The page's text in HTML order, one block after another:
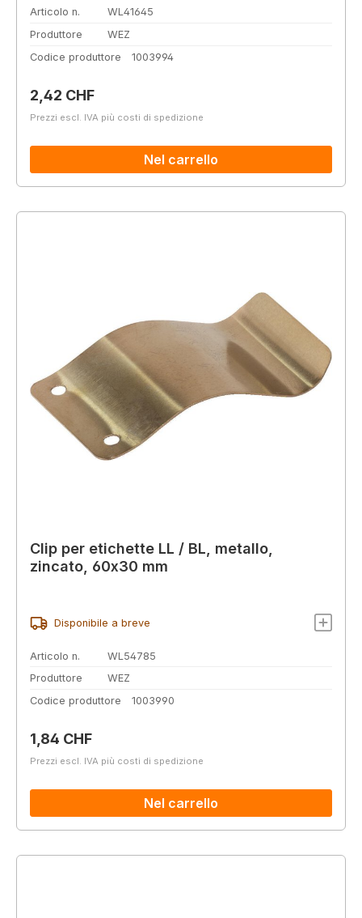
Articolo n.
WL41645
Produttore
WEZ
Codice produttore
1003994
Prezzo normale:
2,42 CHF
Prezzi escl. IVA più costi di spedizione
Nel carrello
Clip per etichette LL / BL, metallo,
zincato, 60x30 mm
Disponibile a breve
Articolo n.
WL54785
Produttore
WEZ
Codice produttore
1003990
Prezzo normale:
1,84 CHF
Prezzi escl. IVA più costi di spedizione
Nel carrello